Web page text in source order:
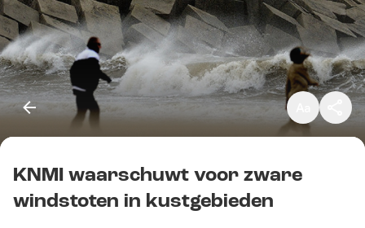
Klein
Standaard
Groot
Kopieer link
KNMI waarschuwt voor zware
windstoten in kustgebieden